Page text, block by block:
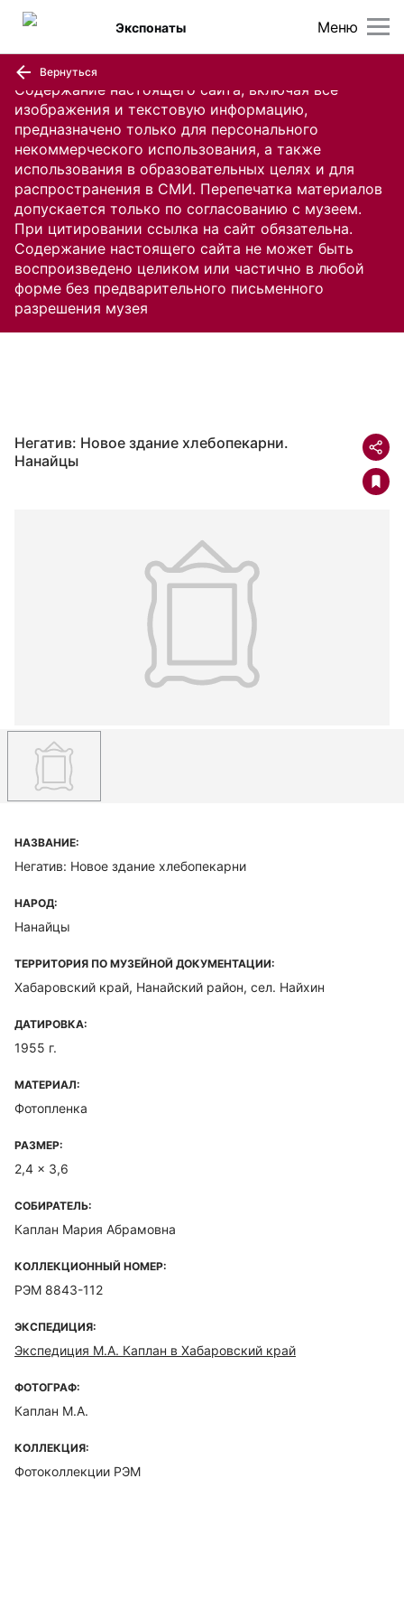
Содержание настоящего сайта, включая все
изображения и текстовую информацию,
предназначено только для персонального
некоммерческого использования, а также
использования в образовательных целях и для
распространения в СМИ. Перепечатка материалов
допускается только по согласованию с музеем.
При цитировании ссылка на сайт обязательна.
Содержание настоящего сайта не может быть
воспроизведено целиком или частично в любой
форме без предварительного письменного
разрешения музея
Меню
Экспонаты
Вернуться
Негатив: Новое здание хлебопекарни.
Нанайцы
НАЗВАНИЕ:
Негатив: Новое здание хлебопекарни
НАРОД:
Нанайцы
ТЕРРИТОРИЯ ПО МУЗЕЙНОЙ ДОКУМЕНТАЦИИ:
Хабаровский край, Нанайский район, сел. Найхин
ДАТИРОВКА:
1955 г.
МАТЕРИАЛ:
Фотопленка
РАЗМЕР:
2,4 x 3,6
СОБИРАТЕЛЬ:
Каплан Мария Абрамовна
КОЛЛЕКЦИОННЫЙ НОМЕР:
РЭМ 8843-112
ЭКСПЕДИЦИЯ:
Экспедиция М.А. Каплан в Хабаровский край
ФОТОГРАФ:
Каплан М.А.
КОЛЛЕКЦИЯ:
Фотоколлекции РЭМ